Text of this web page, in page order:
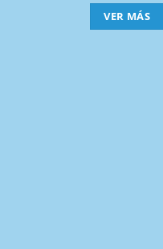
VER MÁS